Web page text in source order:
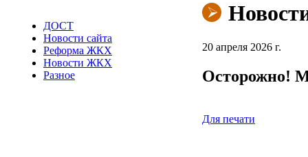
ДОСТ
Новости сайта
Реформа ЖКХ
Новости ЖКХ
Разное
20 апреля 2026 г.
Осторожно!
Для печати